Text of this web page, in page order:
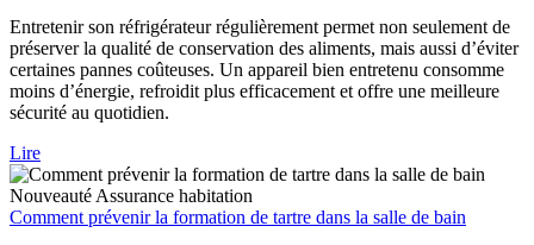
Entretenir son réfrigérateur régulièrement permet non seulement de
préserver la qualité de conservation des aliments, mais aussi d’éviter
certaines pannes coûteuses. Un appareil bien entretenu consomme
moins d’énergie, refroidit plus efficacement et offre une meilleure
sécurité au quotidien.
Lire
Nouveauté Assurance habitation
Comment prévenir la formation de tartre dans la salle de bain